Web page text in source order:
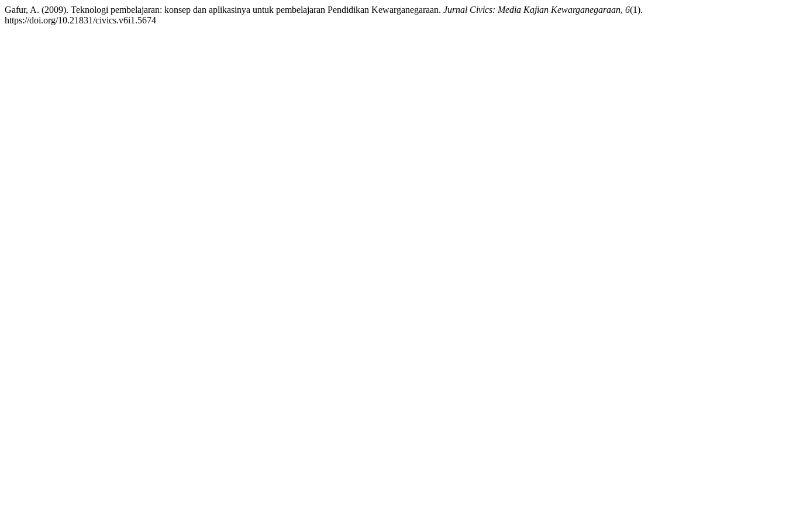
Gafur, A. (2009). Teknologi pembelajaran: konsep dan aplikasinya untuk pembelajaran Pendidikan Kewarganegaraan. Jurnal Civics: Media Kajian Kewarganegaraan, 6(1).
https://doi.org/10.21831/civics.v6i1.5674